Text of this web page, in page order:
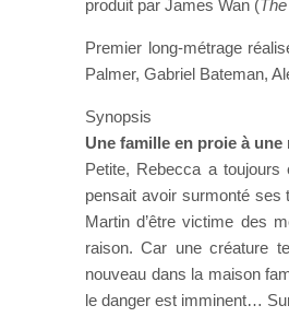
produit par James Wan (
Premier long-métrage
Palmer, Gabriel Bateman,
Synopsis
Une famille en proie à
Petite, Rebecca a
pensait avoir surmonté ses
Martin d’être victime des
raison. Car une créature
nouveau dans la maison
le danger est imminent…